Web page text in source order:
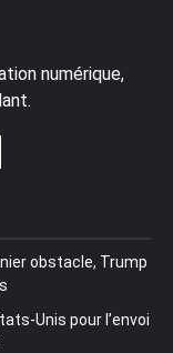
numérique,
obstacle, Trump
Unis pour l’envoi